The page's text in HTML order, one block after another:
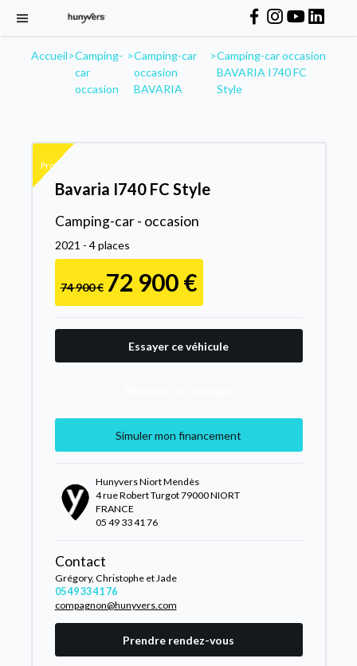
Accueil>Camping-
car
occasion
>Camping-car
occasion
BAVARIA
>Camping-car occasion
BAVARIA I740 FC
Style
Promo
Bavaria I740 FC Style
Camping-car - occasion
2021 - 4 places
74 900 € 72 900 €
Essayer ce véhicule
Simuler mon financement
Hunyvers Niort Mendès
4 rue Robert Turgot 79000 NIORT
FRANCE
05 49 33 41 76
Contact
Grégory, Christophe et Jade
05 49 33 41 76
compagnon@hunyvers.com
Prendre rendez-vous